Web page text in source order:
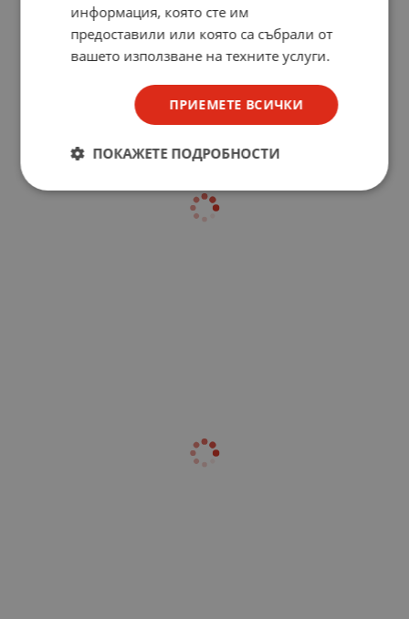
информация, която сте им
предоставили или която са събрали от
вашето използване на техните услуги.
ПРИЕМЕТЕ ВСИЧКИ
ПОКАЖЕТЕ ПОДРОБНОСТИ